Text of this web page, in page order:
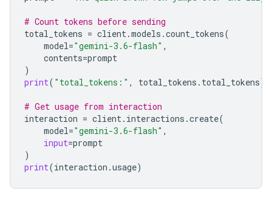
# Count tokens before sending
total_tokens = client.models .count_tokens(
model="gemini-3.6-flash" ,
contents=prompt
)
print( "total_tokens:" , total_tokens . total_tokens)
# Get usage from interaction
interaction = client. interactions .create(
model="gemini-3.6-flash" ,
input=prompt
)
print(interaction .usage)